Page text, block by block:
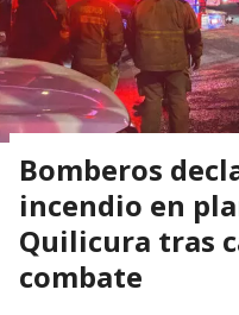
Bomberos
incendio en
Quilicura tras
combate